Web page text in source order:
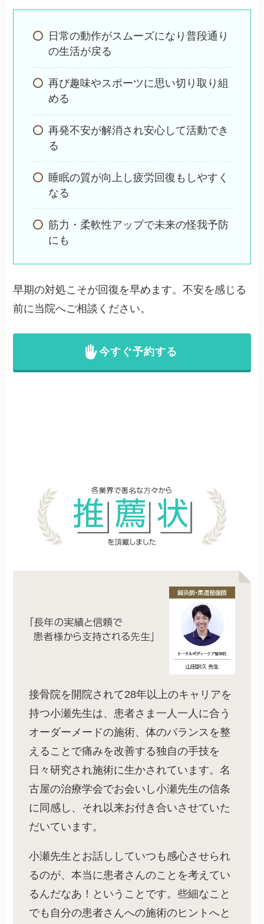
日常の動作がスムーズになり普段通り
の生活が戻る
再び趣味やスポーツに思い切り取り組
める
再発不安が解消され安心して活動でき
る
睡眠の質が向上し疲労回復もしやすく
なる
筋力・柔軟性アップで未来の怪我予防
にも
早期の対処こそが回復を早めます。不安を感じる
前に当院へご相談ください。
今すぐ予約する
接骨院を開院されて28年以上のキャリアを
持つ小瀬先生は、患者さま一人一人に合う
オーダーメードの施術、体のバランスを整
えることで痛みを改善する独自の手技を
日々研究され施術に生かされています。名
古屋の治療学会でお会いし小瀬先生の信条
に同感し、それ以来お付き合いさせていた
だいています。
小瀬先生とお話ししていつも感心させられ
るのが、本当に患者さんのことを考えてい
るんだなあ！ということです。些細なこと
でも自分の患者さんへの施術のヒントへと